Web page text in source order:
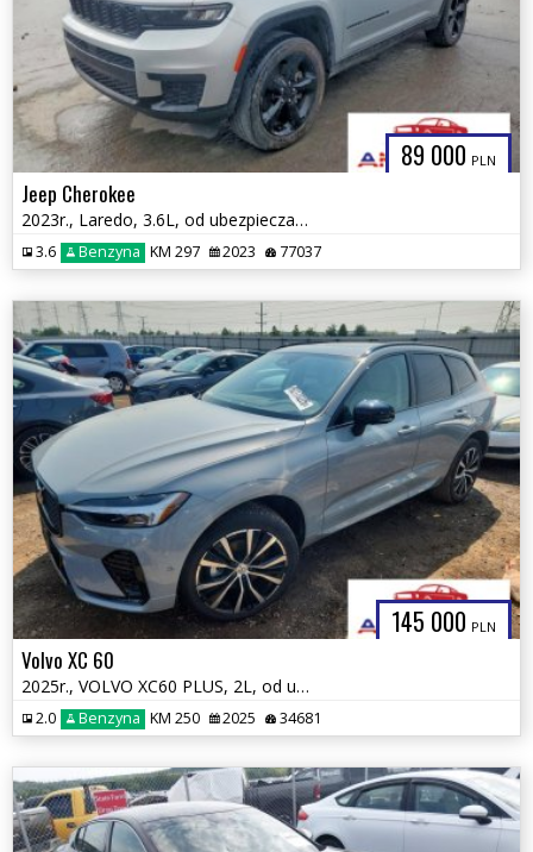
89 000 PLN
Jeep Cherokee
2023r., Laredo, 3.6L, od ubezpieczalni
3.6 Benzyna KM 297 2023 77037
145 000 PLN
Volvo XC 60
2025r., VOLVO XC60 PLUS, 2L, od ubezpieczalni
2.0 Benzyna KM 250 2025 34681